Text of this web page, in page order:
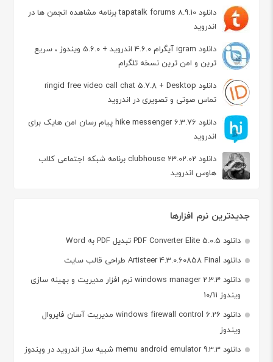
دانلود tapatalk forums 8.9.10 برنامه مشاهده انجمن ها در
اندروید
دانلود igram آیگرام 4.6.0 اندروید + 5.6.0 ویندوز ، سریع
ترین و امن ترین نسخه تلگرام
دانلود ringid free video call chat 5.7.8 + Desktop
تماس صوتی و تصویری در اندروید
دانلود hike messenger 6.3.76 پیام‌ رسان‌ امن هایک برای
اندروید
دانلود clubhouse 23.02.02 برنامه شبکه اجتماعی کلاب
هاوس اندروید
جدیدترین نرم افزارها
دانلود PDF Converter Elite 5.0.5 تبدیل PDF به Word
دانلود Artisteer 4.3.0.60858 Final طراحی قالب سایت
دانلود windows manager 2.3.3 نرم افزار مدیریت و بهینه سازی
ویندوز 10/11
دانلود windows firewall control 6.26 مدیریت آسان فایروال
ویندوز
دانلود memu android emulator 9.3.3 شبیه ساز اندروید در ویندوز